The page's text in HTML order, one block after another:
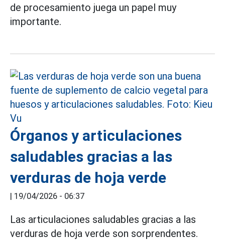
de procesamiento juega un papel muy
importante.
Órganos y articulaciones
saludables gracias a las
verduras de hoja verde
| 19/04/2026 - 06:37
Las articulaciones saludables gracias a las
verduras de hoja verde son sorprendentes.